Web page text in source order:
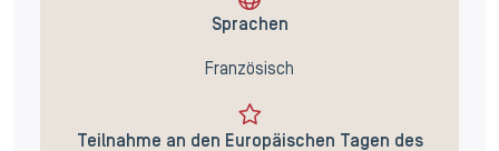
Sprachen
Französisch
Teilnahme an den Europäischen Tagen des